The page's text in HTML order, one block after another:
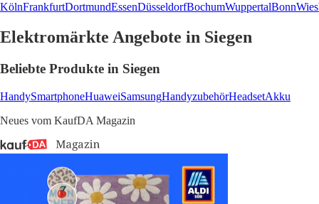
KölnFrankfurtDortmundEssenDüsseldorfBochumWuppertalBonn
Elektromärkte Angebote in Siegen
Beliebte Produkte in Siegen
HandySmartphoneHuaweiSamsungHandyzubehörHeadsetAkku
Neues vom KaufDA Magazin